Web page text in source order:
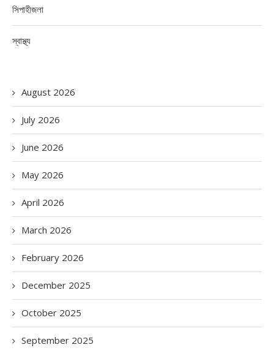
সিপাহীজলা
স্বাস্থ্য
August 2026
July 2026
June 2026
May 2026
April 2026
March 2026
February 2026
December 2025
October 2025
September 2025